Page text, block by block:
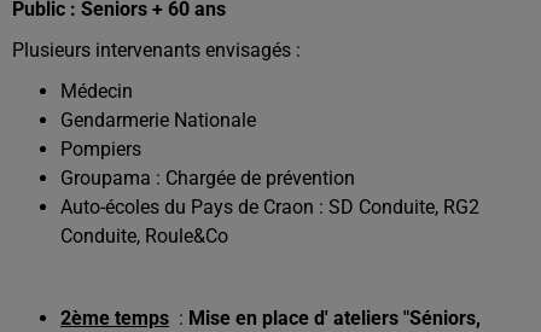
Public : Seniors + 60 ans
Plusieurs intervenants envisagés :
Médecin
Gendarmerie Nationale
Pompiers
Groupama : Chargée de prévention
Auto-écoles du Pays de Craon : SD Conduite, RG2
Conduite, Roule&Co
2ème temps : Mise en place d' ateliers "Séniors,